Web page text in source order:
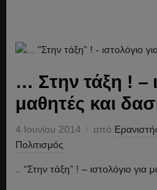
… Στην τάξη ! –
μαθητές και
4 Ιουνίου 2014 από
Πολιτισμός
.. “Στην τάξη” ! – ιστολόγιο για